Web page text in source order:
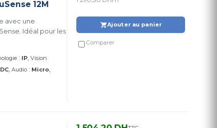
12M
avec une
Idéal pour les
: IP Vision
Audio : Micro
Ajouter au panier
Comparer